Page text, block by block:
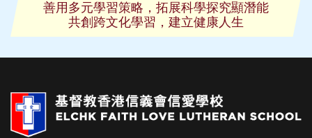
善用多元學習策略，拓展科學探究顯潛能
共創跨文化學習，建立健康人生